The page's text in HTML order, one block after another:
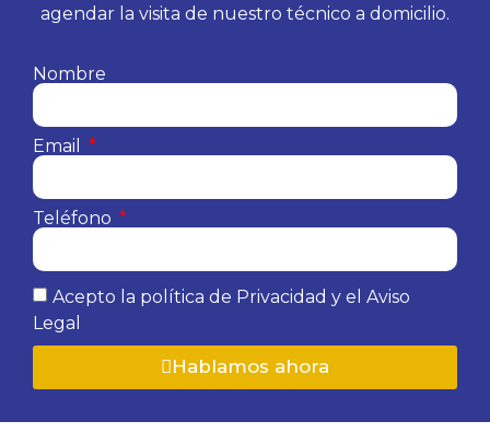
agendar la visita de nuestro técnico a domicilio.
Nombre
Email
Teléfono
Acepto la política de Privacidad y el Aviso
Legal
Hablamos ahora